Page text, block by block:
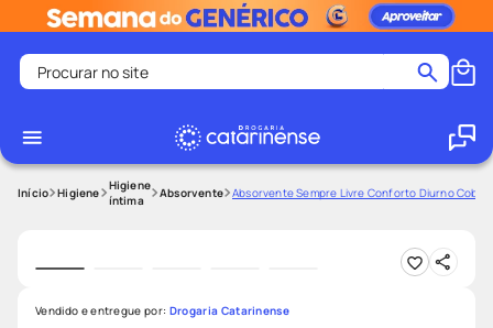
Procurar no site
1
2 º
medley
Higiene
Higiene
íntima
Absorvente Absorvente Sempre Livre Conforto Diurno
Vendido e entregue por: Drogaria Catarinense